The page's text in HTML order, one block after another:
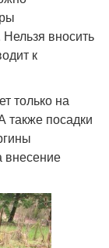
вносить
к
только на
также посадки
внесение